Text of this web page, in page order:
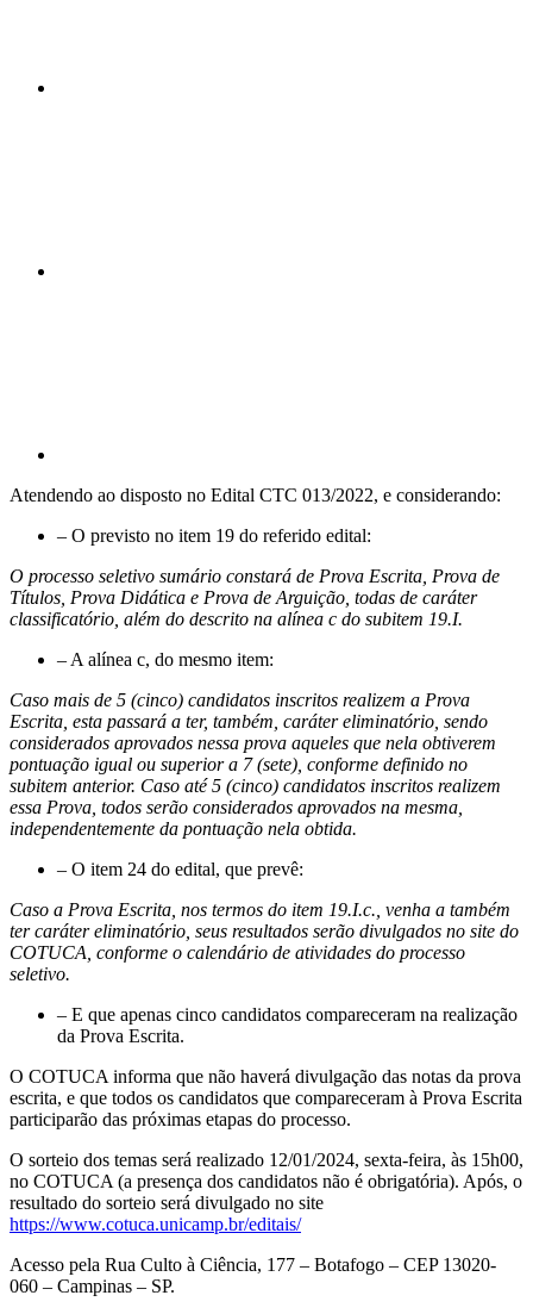
Atendendo ao disposto no Edital CTC 013/2022, e considerando:
– O previsto no item 19 do referido edital:
O processo seletivo sumário constará de Prova Escrita, Prova de
Títulos, Prova Didática e Prova de Arguição, todas de caráter
classificatório, além do descrito na alínea c do subitem 19.I.
– A alínea c, do mesmo item:
Caso mais de 5 (cinco) candidatos inscritos realizem a Prova
Escrita, esta passará a ter, também, caráter eliminatório, sendo
considerados aprovados nessa prova aqueles que nela obtiverem
pontuação igual ou superior a 7 (sete), conforme definido no
subitem anterior. Caso até 5 (cinco) candidatos inscritos realizem
essa Prova, todos serão considerados aprovados na mesma,
independentemente da pontuação nela obtida.
– O item 24 do edital, que prevê:
Caso a Prova Escrita, nos termos do item 19.I.c., venha a também
ter caráter eliminatório, seus resultados serão divulgados no site do
COTUCA, conforme o calendário de atividades do processo
seletivo.
– E que apenas cinco candidatos compareceram na realização
da Prova Escrita.
O COTUCA informa que não haverá divulgação das notas da prova
escrita, e que todos os candidatos que compareceram à Prova Escrita
participarão das próximas etapas do processo.
O sorteio dos temas será realizado 12/01/2024, sexta-feira, às 15h00,
no COTUCA (a presença dos candidatos não é obrigatória). Após, o
resultado do sorteio será divulgado no site
https://www.cotuca.unicamp.br/editais/
Acesso pela Rua Culto à Ciência, 177 – Botafogo – CEP 13020-
060 – Campinas – SP.